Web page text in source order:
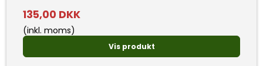
135,00 DKK
(inkl. moms)
Vis produkt